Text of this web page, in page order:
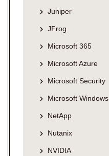
Juniper
JFrog
Microsoft 365
Microsoft Azure
Microsoft Security
Microsoft Windows
NetApp
Nutanix
NVIDIA